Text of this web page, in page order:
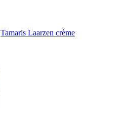
Tamaris Laarzen crème